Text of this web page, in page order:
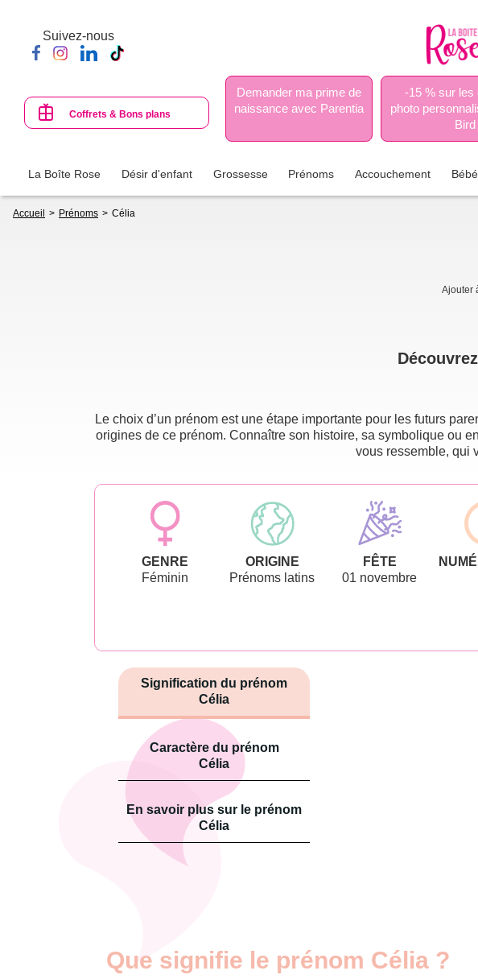
contenu
principal
Suivez-nous
Coffrets & Bons plans
Demander ma prime de
naissance avec Parentia
-15 % sur les
photo
Bird
La Boîte Rose Désir d'enfant Grossesse Prénoms Accouchement Bébé
d'Ariane
Accueil Prénoms Célia
Ajouter
Le choix d’un prénom est une étape importante pour les futurs
origines de ce prénom. Connaître son histoire, sa symbolique ou
vous ressemble, qui
GENRE
Féminin
ORIGINE
Prénoms latins
FÊTE
01 novembre
Signification du prénom
Célia
Caractère du prénom
Célia
En savoir plus sur le prénom
Célia
Que signifie le prénom Célia ?